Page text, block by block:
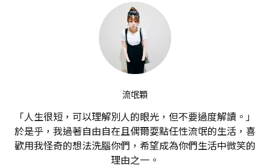
流氓顆
「人生很短，可以理解別人的眼光，但不要過度解讀。」
於是乎，我過著自由自在且偶爾耍點任性流氓的生活，喜
歡用我怪奇的想法洗腦你們，希望成為你們生活中微笑的
理由之一。